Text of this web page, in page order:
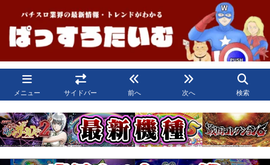
メニュー サイドバー 前へ 次へ 検索